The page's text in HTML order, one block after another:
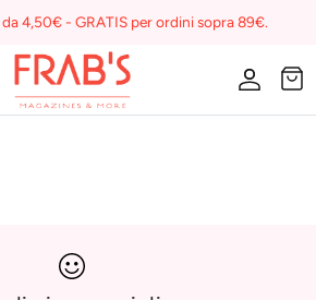
4,50€ - GRATIS per ordini sopra 89€.